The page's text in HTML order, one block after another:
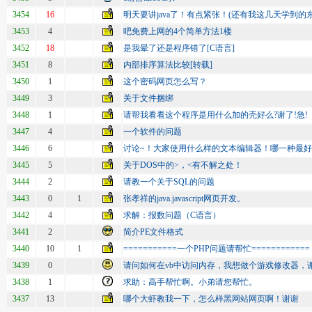
3454
16 明天要讲java了！有点紧张！(还有我这几天学到的
3453
4 吧免费上网的4个简单方法1楼
3452
18 是我晕了还是程序错了[C语言]
3451
8 内部排序算法比较[转载]
3450
1 这个密码网页怎么写？
3449
3 关于文件捆绑
3448
1 请帮我看看这个程序是用什么加的壳好么?谢了!急!
3447
4 一个软件的问题
3446
6 讨论~！大家使用什么样的文本编辑器！哪一种最好
3445
5 关于DOS中的>，<有不解之处！
3444
2 请教一个关于SQL的问题
3443
0 1 张孝祥的java.javascript网页开发。
3442
4 求解：报数问题（C语言）
3441
2 简介PE文件格式
3440
10 1 ===========一个PHP问题请帮忙============
3439
0 请问如何在vb中访问内存，我想做个游戏修改器，
3438
1 求助：高手帮忙啊。小弟请您帮忙。
3437
13 哪个大虾教我一下，怎么样黑网站网页啊！谢谢